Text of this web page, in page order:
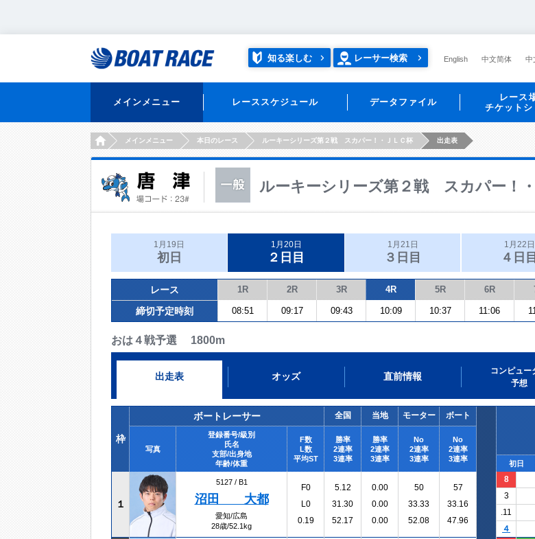
知る楽しむ レーサー検索 English 中文简体 中
メインメニュー レーススケジュール データファイル
レース
チケット
HOMEメインメニュー 本日のレース ルーキーシリーズ第２戦 スカパー！・ＪＬＣ杯 出走表
ルーキーシリーズ第２戦 スカパー！
1月19日
初日
1月20日
２日目
1月21日
３日目
1月22日
４日目
レース 1R 2R 3R 4R 5R 6R
締切予定時刻 08:51 09:17 09:43 10:09 10:37 11:06
おは４戦予選 1800m
出走表 オッズ 直前情報
コンピュー
予想
枠
ボートレーサー 全国 当地 モーター ボート
写真
登録番号/級別
氏名
支部/出身地
年齢/体重
F数
L数
平均ST
勝率
2連率
3連率
勝率
2連率
3連率
No
2連率
3連率
No
2連率
3連率
初日
１
5127 / B1
沼田 大都
愛知/広島
28歳/52.1kg
F0
L0
0.19
5.12
31.30
52.17
0.00
0.00
0.00
50
33.33
52.08
57
33.16
47.96
8
3
.11
４